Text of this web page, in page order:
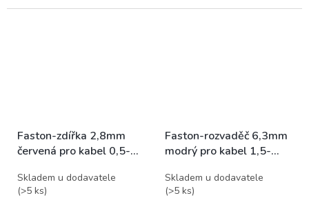
Faston-zdířka 2,8mm
červená pro kabel 0,5-
Skladem u dodavatele
(>5 ks)
Faston-rozvaděč 6,3mm
modrý pro kabel 1,5-
Skladem u dodavatele
(>5 ks)